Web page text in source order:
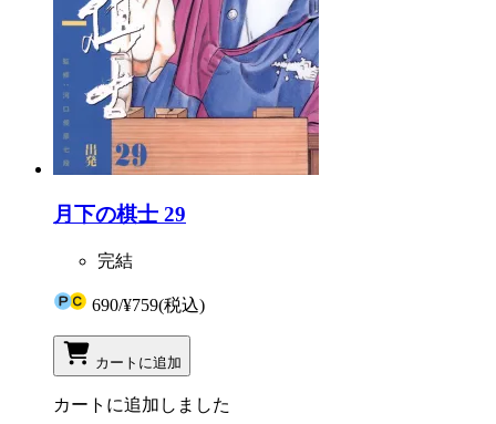
月下の棋士 29
完結
690/¥759(税込)
カートに追加
カートに追加しました